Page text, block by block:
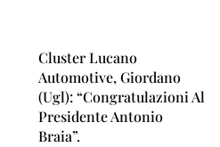
Cluster Lucano
Automotive, Giordano
(Ugl): “Congratulazioni Al
Presidente Antonio
Braia”.